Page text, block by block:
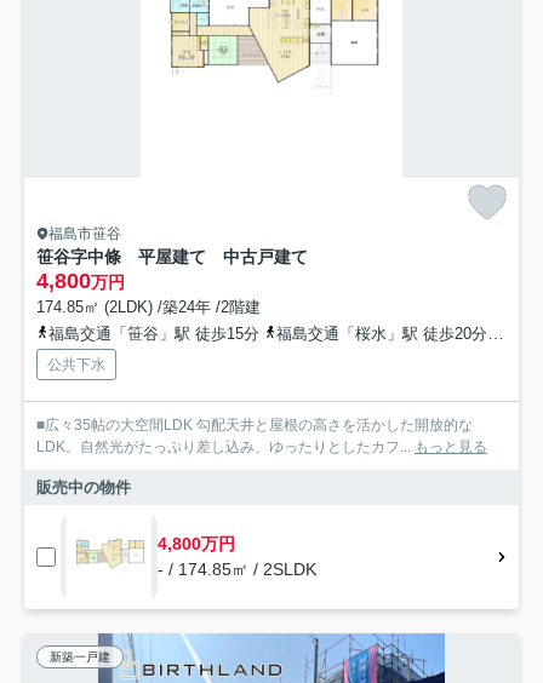
福島市笹谷
笹谷字中條 平屋建て 中古戸建て
4,800万円
174.85㎡ (2LDK) /築24年 /2階建
福島交通「笹谷」駅 徒歩15分
福島交通「桜水」駅 徒歩20分
公共下水
■広々35帖の大空間LDK 勾配天井と屋根の高さを活かした開放的な
LDK。自然光がたっぷり差し込み、ゆったりとしたカフ... もっと見る
販売中の物件
4,800万円
- / 174.85㎡ / 2SLDK
新築一戸建